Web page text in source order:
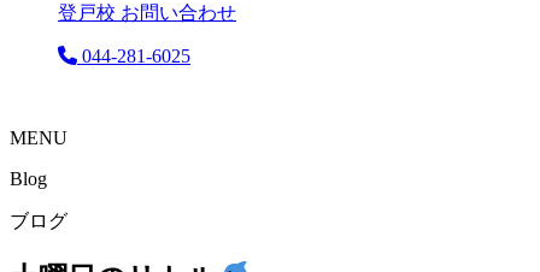
登戸校 お問い合わせ
044-281-6025
MENU
Blog
ブログ